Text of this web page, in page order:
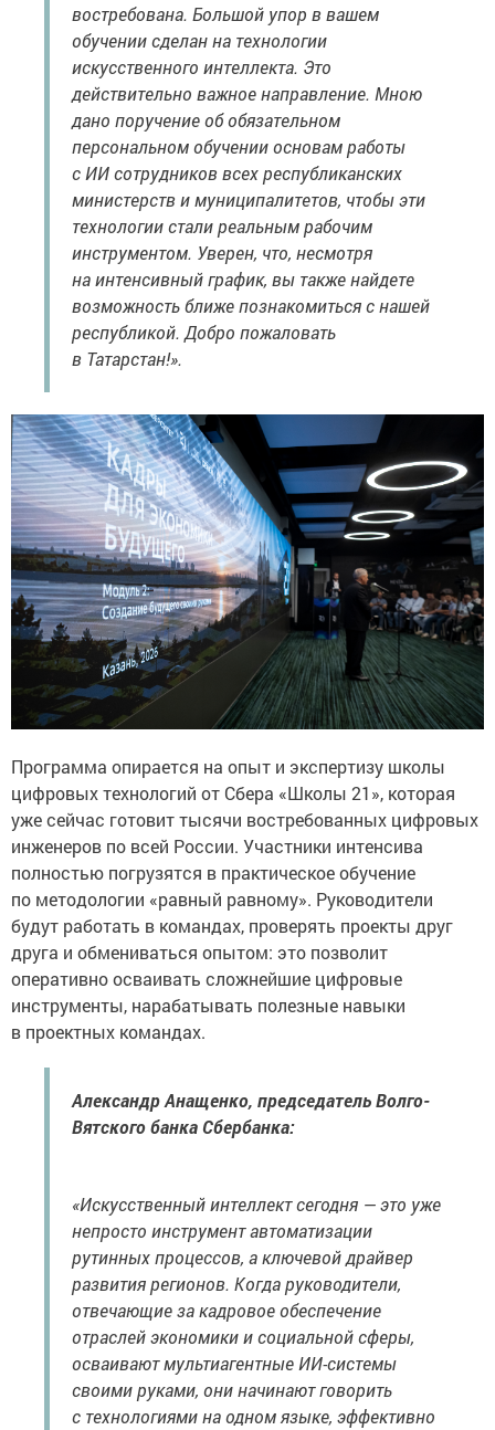
востребована. Большой упор в вашем
обучении сделан на технологии
искусственного интеллекта. Это
действительно важное направление. Мною
дано поручение об обязательном
персональном обучении основам работы
с ИИ сотрудников всех республиканских
министерств и муниципалитетов, чтобы эти
технологии стали реальным рабочим
инструментом. Уверен, что, несмотря
на интенсивный график, вы также найдете
возможность ближе познакомиться с нашей
республикой. Добро пожаловать
в Татарстан!».
Программа опирается на опыт и экспертизу школы
цифровых технологий от Сбера «Школы 21», которая
уже сейчас готовит тысячи востребованных цифровых
инженеров по всей России. Участники интенсива
полностью погрузятся в практическое обучение
по методологии «равный равному». Руководители
будут работать в командах, проверять проекты друг
друга и обмениваться опытом: это позволит
оперативно осваивать сложнейшие цифровые
инструменты, нарабатывать полезные навыки
в проектных командах.
Александр Анащенко, председатель Волго-
Вятского банка Сбербанка:
«Искусственный интеллект сегодня — это уже
непросто инструмент автоматизации
рутинных процессов, а ключевой драйвер
развития регионов. Когда руководители,
отвечающие за кадровое обеспечение
отраслей экономики и социальной сферы,
осваивают мультиагентные ИИ-системы
своими руками, они начинают говорить
с технологиями на одном языке, эффективно